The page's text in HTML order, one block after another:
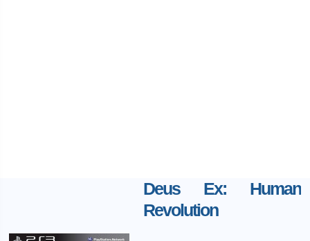
Deus Ex: Human
Revolution